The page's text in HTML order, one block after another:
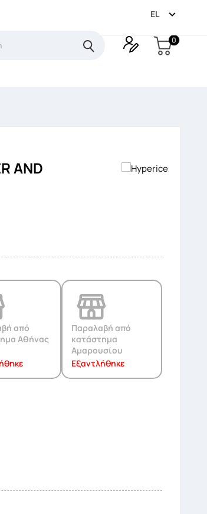
EL 
0
AND
από
Αθήνας
Παραλαβή από
κατάστημα
Αμαρουσίου
Εξαντλήθηκε